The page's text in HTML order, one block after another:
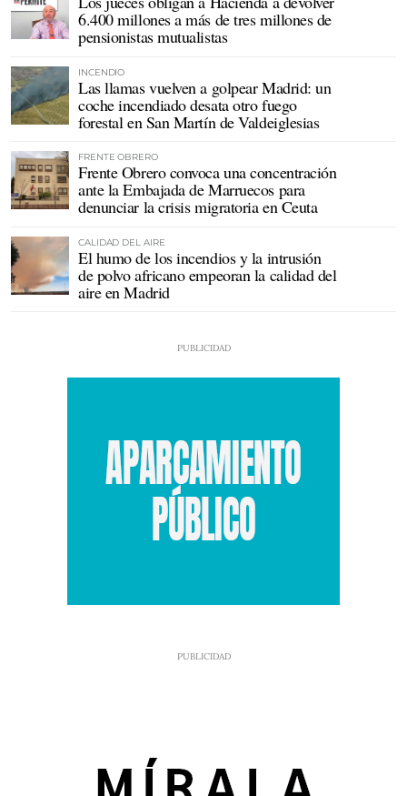
6.400 millones a más de tres millones de
pensionistas mutualistas
INCENDIO
Las llamas vuelven a golpear Madrid: un
coche incendiado desata otro fuego
forestal en San Martín de Valdeiglesias
FRENTE OBRERO
Frente Obrero convoca una concentración
ante la Embajada de Marruecos para
denunciar la crisis migratoria en Ceuta
CALIDAD DEL AIRE
El humo de los incendios y la intrusión
de polvo africano empeoran la calidad del
aire en Madrid